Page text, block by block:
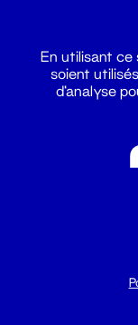
Suivez
En utilisant ce
soient
d'analyse